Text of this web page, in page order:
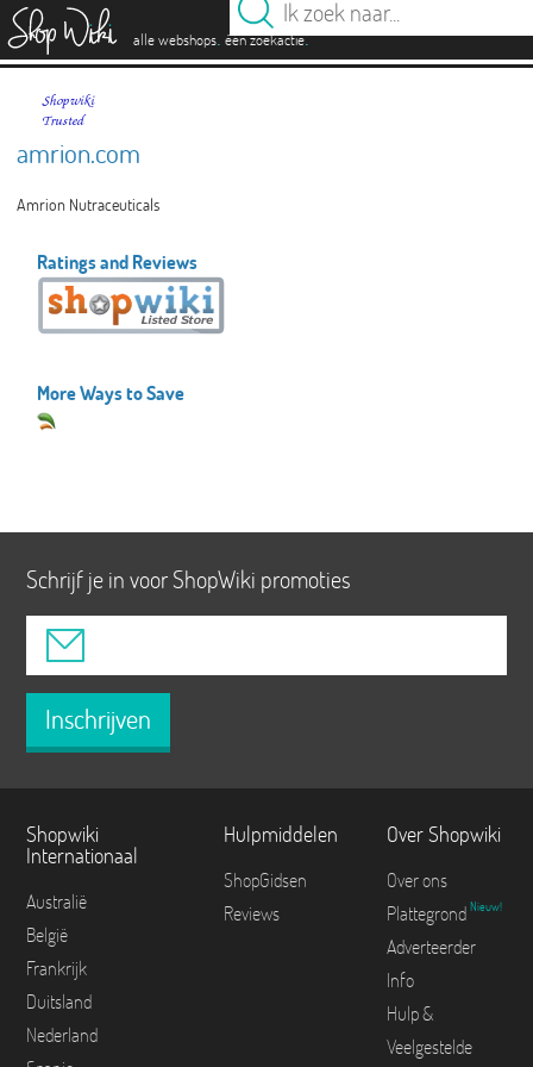
alle webshops. één zoekactie.
amrion.com
Amrion Nutraceuticals
Ratings and Reviews
More Ways to Save
Schrijf je in voor ShopWiki promoties
Inschrijven
Shopwiki
Internationaal
Australië
België
Frankrijk
Duitsland
Nederland
Hulpmiddelen
ShopGidsen
Reviews
Over Shopwiki
Over ons
Plattegrond Nieuw!
Adverteerder
Info
Hulp &
Veelgestelde